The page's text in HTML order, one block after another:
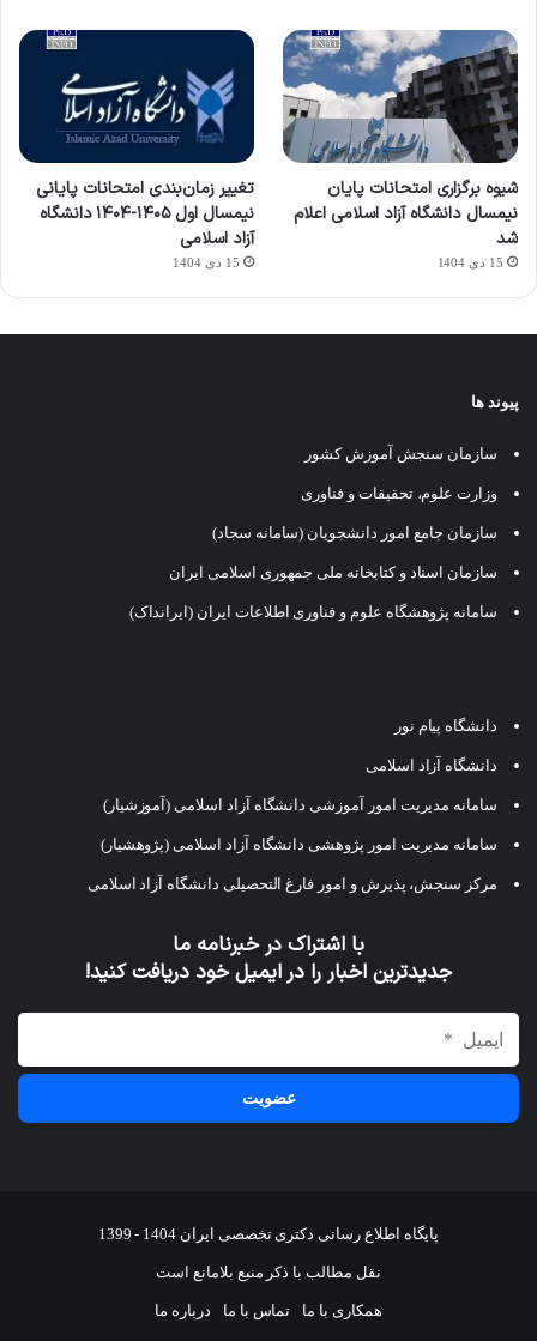
شیوه برگزاری امتحانات پایان
نیمسال دانشگاه آزاد اسلامی اعلام
شد
15 دی 1404
تغییر زمان‌بندی امتحانات پایانی
نیمسال اول ۱۴۰۵-۱۴۰۴ دانشگاه
آزاد اسلامی
15 دی 1404
پیوند ها
سازمان سنجش آموزش کشور
وزارت علوم، تحقیقات و فناوری
سازمان جامع امور دانشجویان (سامانه سجاد)
سازمان اسناد و کتابخانه ملی جمهوری اسلامی ایران
سامانه پژوهشگاه علوم و فناوری اطلاعات ایران (ایرانداک)
دانشگاه پیام نور
دانشگاه آزاد اسلامی
سامانه مدیریت امور آموزشی دانشگاه آزاد اسلامی (آموزشیار)
سامانه مدیریت امور پژوهشی دانشگاه آزاد اسلامی (پژوهشیار)
مرکز سنجش، پذیرش و امور فارغ التحصیلی دانشگاه آزاد اسلامی
با اشتراک در خبرنامه ما
جدیدترین اخبار را در ایمیل خود دریافت کنید!
پایگاه اطلاع رسانی دکتری تخصصی ایران 1404 - 1399
نقل مطالب با ذکر منبع بلامانع است
همکاری با ما تماس با ما درباره ما